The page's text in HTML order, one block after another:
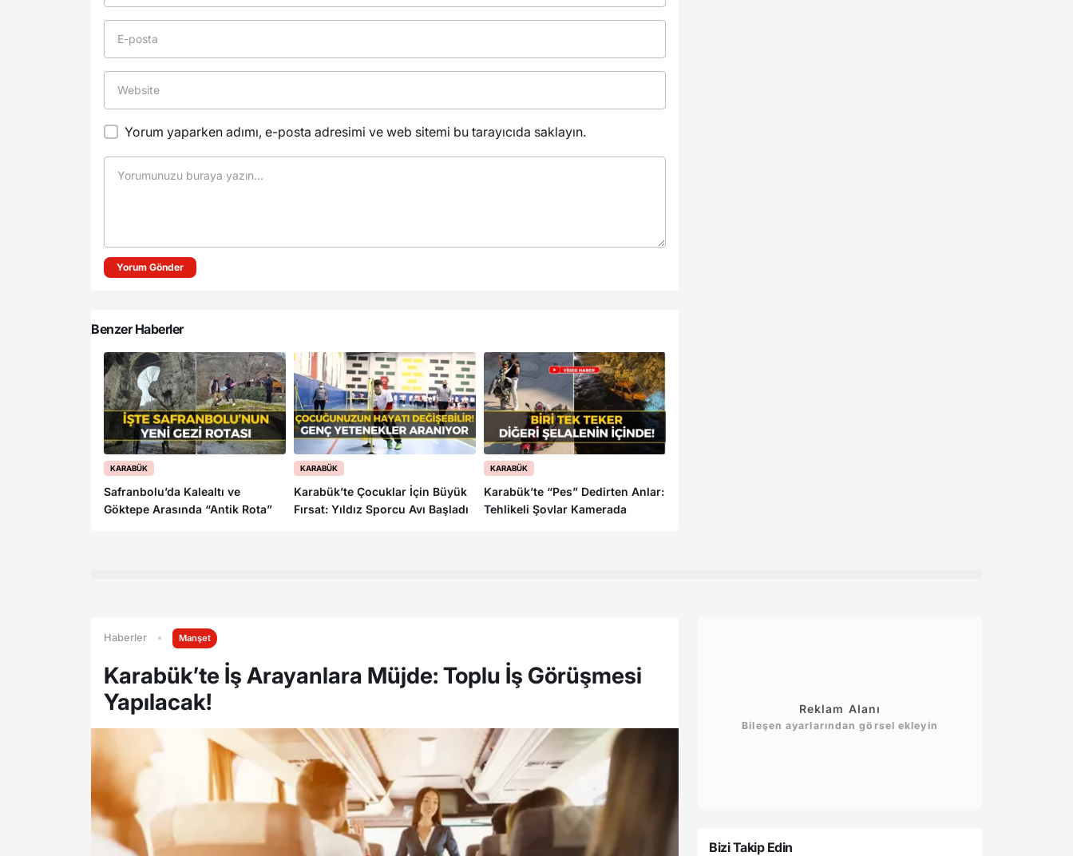
Yorum yaparken adımı, e-posta adresimi ve web sitemi bu tarayıcıda saklayın.
Yorum Gönder
Benzer Haberler
KARABÜK
Safranbolu’da Kalealtı ve
Göktepe Arasında “Antik Rota”
KARABÜK
Karabük’te Çocuklar İçin Büyük
Fırsat: Yıldız Sporcu Avı Başladı
KARABÜK
Karabük’te “Pes” Dedirten Anlar:
Tehlikeli Şovlar Kamerada
Haberler Manşet
Karabük’te İş Arayanlara Müjde: Toplu İş Görüşmesi
Yapılacak!
Reklam Alanı
Bileşen ayarlarından görsel ekleyin
Bizi Takip Edin